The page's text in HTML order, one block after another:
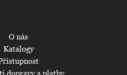
O nás
Katalogy